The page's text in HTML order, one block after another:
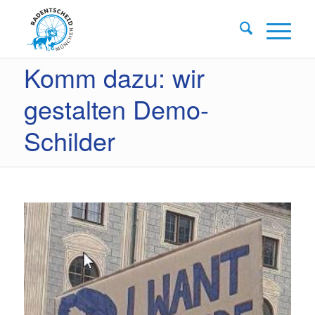
Komm dazu: wir
gestalten Demo-
Schilder